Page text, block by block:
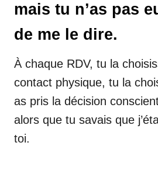
mais tu n’as pas
de me le dire.
À chaque RDV, tu la
contact physique, tu la
as pris la décision
alors que tu savais que
toi.